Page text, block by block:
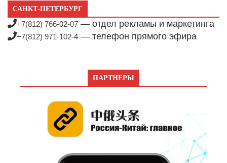
САНКТ-ПЕТЕРБУРГ
+7(812) 766-02-07 — отдел рекламы и маркетинга
+7(812) 971-102-4 — телефон прямого эфира
ПАРТНЕРЫ